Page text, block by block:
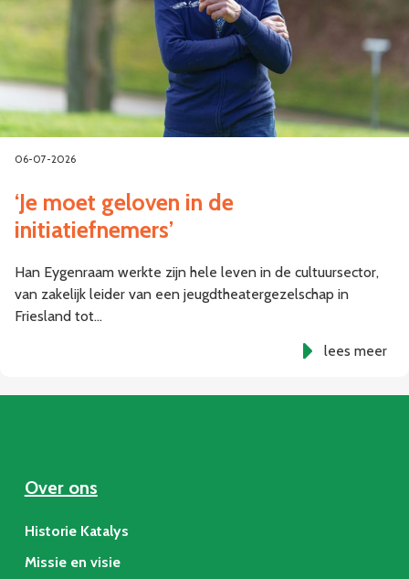
06-07-2026
‘Je moet geloven in de
initiatiefnemers’
Han Eygenraam werkte zijn hele leven in de cultuursector,
van zakelijk leider van een jeugdtheatergezelschap in
Friesland tot…
lees meer
Over ons
Historie Katalys
Missie en visie